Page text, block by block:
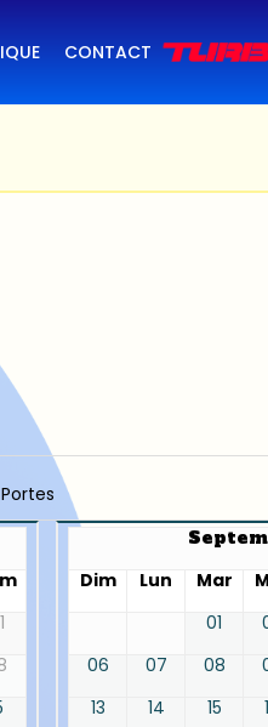
CONTACT
Dim
Lun Mar
01
06
07 08
13
14 15